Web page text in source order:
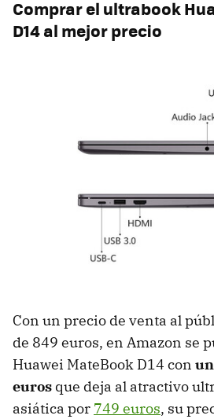
Comprar el ultrabook
D14 al mejor precio
Con un precio de venta al
de 849 euros, en Amazon se
Huawei MateBook D14 con
euros que deja al atractivo
asiática por 749 euros, su